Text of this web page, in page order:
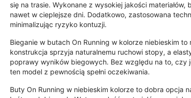
się na trasie. Wykonane z wysokiej jakości
nawet w cieplejsze dni. Dodatkowo, zastosowana
minimalizując ryzyko kontuzji.
Bieganie w butach On Running w kolorze niebieskim
konstrukcja sprzyja naturalnemu ruchowi stopy, a
poprawy wyników biegowych. Bez względu na to,
ten model z pewnością spełni oczekiwania.
Buty On Running w niebieskim kolorze to dobra opcja